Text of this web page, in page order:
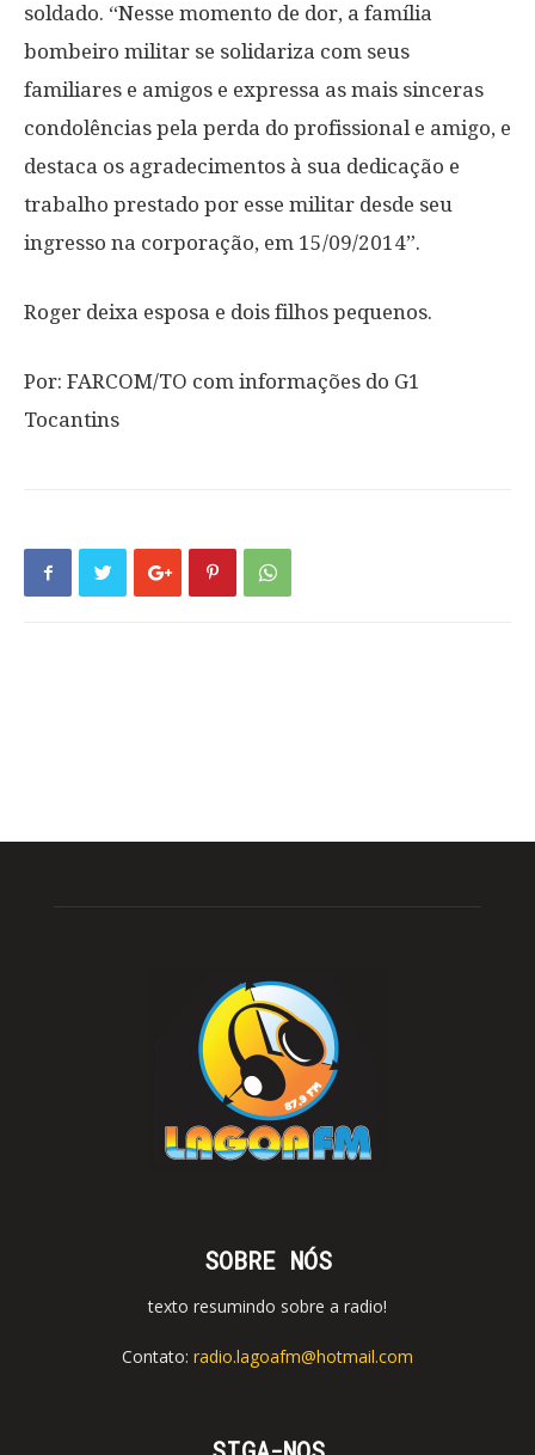
soldado. “Nesse momento de dor, a família
bombeiro militar se solidariza com seus
familiares e amigos e expressa as mais sinceras
condolências pela perda do profissional e amigo, e
destaca os agradecimentos à sua dedicação e
trabalho prestado por esse militar desde seu
ingresso na corporação, em 15/09/2014”.
Roger deixa esposa e dois filhos pequenos.
Por: FARCOM/TO com informações do G1
Tocantins
SOBRE NÓS
texto resumindo sobre a radio!
Contato: radio.lagoafm@hotmail.com